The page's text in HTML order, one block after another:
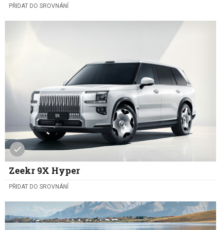
PŘIDAT DO SROVNÁNÍ
Zeekr 9X Hyper
PŘIDAT DO SROVNÁNÍ